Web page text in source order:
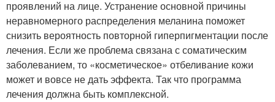
проявлений на лице. Устранение основной причины
неравномерного распределения меланина поможет
снизить вероятность повторной гиперпигментации после
лечения. Если же проблема связана с соматическим
заболеванием, то «косметическое» отбеливание кожи
может и вовсе не дать эффекта. Так что программа
лечения должна быть комплексной.